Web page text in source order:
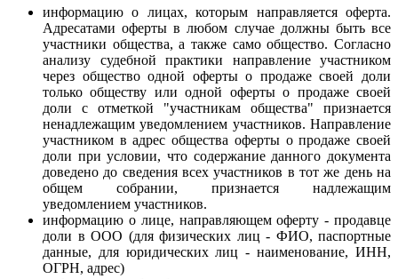
информацию о лицах, которым направляется оферта.
Адресатами оферты в любом случае должны быть все
участники общества, а также само общество. Согласно
анализу судебной практики направление участником
через общество одной оферты о продаже своей доли
только обществу или одной оферты о продаже своей
доли с отметкой "участникам общества" признается
ненадлежащим уведомлением участников. Направление
участником в адрес общества оферты о продаже своей
доли при условии, что содержание данного документа
доведено до сведения всех участников в тот же день на
общем собрании, признается надлежащим
уведомлением участников.
информацию о лице, направляющем оферту - продавце
доли в ООО (для физических лиц - ФИО, паспортные
данные, для юридических лиц - наименование, ИНН,
ОГРН, адрес)